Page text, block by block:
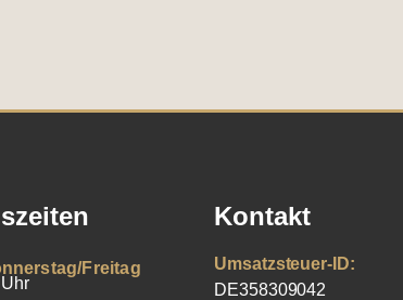
Freitag
Kontakt
Umsatzsteuer-ID:
DE358309042